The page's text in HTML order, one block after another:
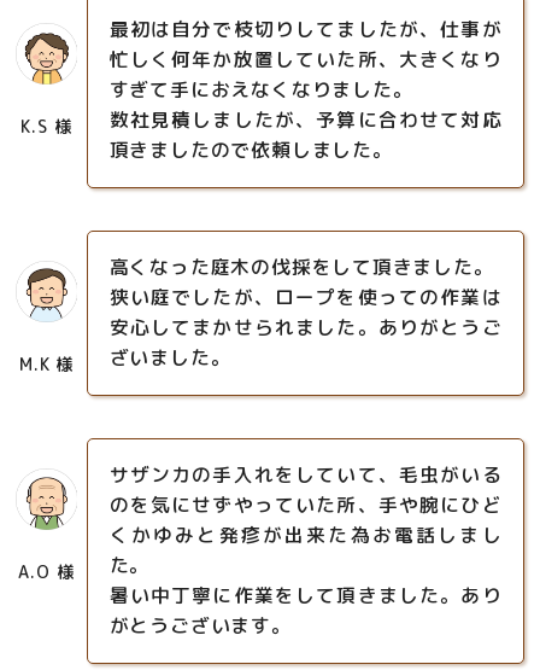
K.S 様
最初は自分で枝切りしてましたが、仕事が
忙しく何年か放置していた所、大きくなり
すぎて手におえなくなりました。
数社見積しましたが、予算に合わせて対応
頂きましたので依頼しました。
M.K 様
高くなった庭木の伐採をして頂きました。
狭い庭でしたが、ロープを使っての作業は
安心してまかせられました。ありがとうご
ざいました。
A.O 様
サザンカの手入れをしていて、毛虫がいる
のを気にせずやっていた所、手や腕にひど
くかゆみと発疹が出来た為お電話しまし
た。
暑い中丁寧に作業をして頂きました。あり
がとうございます。